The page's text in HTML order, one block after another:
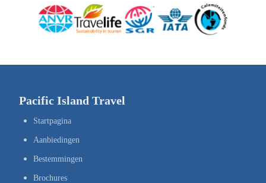
Pacific Island Travel
Startpagina
Aanbiedingen
Bestemmingen
Brochures